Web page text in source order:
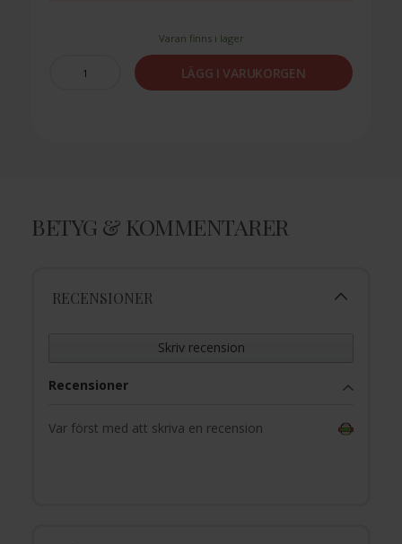
Varan finns i lager
LÄGG I VARUKORGEN
BETYG & KOMMENTARER
RECENSIONER
Skriv recension
Recensioner
Var först med att skriva en recension